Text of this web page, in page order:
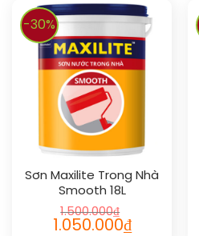
-30%
Sơn Maxilite Trong Nhà
Smooth 18L
1.500.000₫
1.050.000₫